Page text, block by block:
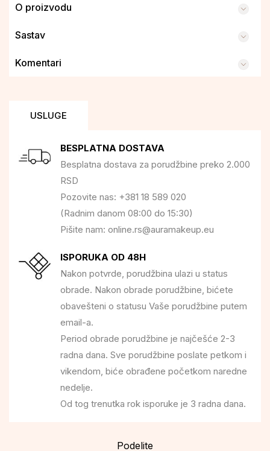
O proizvodu
Sastav
Komentari
USLUGE
BESPLATNA DOSTAVA
Besplatna dostava za porudžbine preko 2.000
RSD
Pozovite nas: +381 18 589 020
(Radnim danom 08:00 do 15:30)
Pišite nam: online.rs@auramakeup.eu
ISPORUKA OD 48H
Nakon potvrde, porudžbina ulazi u status
obrade. Nakon obrade porudžbine, bićete
obavešteni o statusu Vaše porudžbine putem
email-a.
Period obrade porudžbine je najčešće 2-3
radna dana. Sve porudžbine poslate petkom i
vikendom, biće obrađene početkom naredne
nedelje.
Od tog trenutka rok isporuke je 3 radna dana.
Podelite